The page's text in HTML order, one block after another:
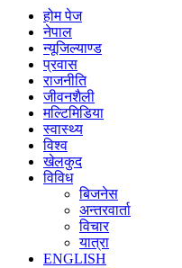
होम पेज
नेपाल
न्यूजिल्याण्ड
प्रवास
राजनीति
जीवनशैली
मल्टिमिडिया
स्वास्थ्य
विश्व
खेलकुद
विविध
बिजनेस
अन्तरवार्ता
विचार
यात्रा
ENGLISH